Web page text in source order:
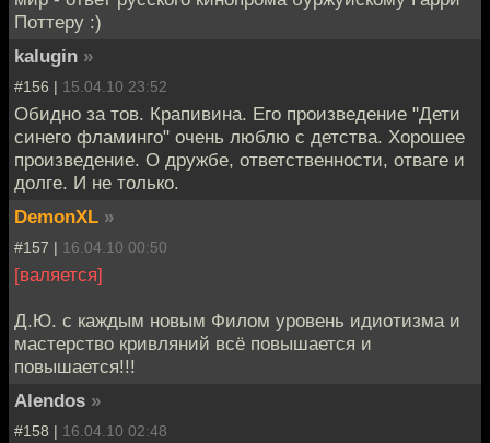
Поттеру :)
kalugin »
#156 | 15.04.10 23:52
Обидно за тов. Крапивина. Его произведение "Дети
синего фламинго" очень люблю с детства. Хорошее
произведение. О дружбе, ответственности, отваге и
долге. И не только.
DemonXL »
#157 | 16.04.10 00:50
[валяется]
Д.Ю. с каждым новым Филом уровень идиотизма и
мастерство кривляний всё повышается и
повышается!!!
Alendos »
#158 | 16.04.10 02:48